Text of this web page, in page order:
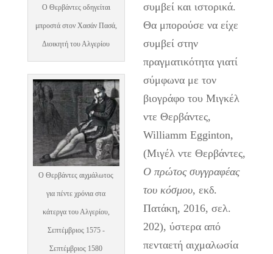
Ο Θερβάντες οδηγείται
μπροστά στον Χασάν Πασά,
Διοικητή του Αλγερίου
Ο Θερβάντες αιχμάλωτος
για πέντε χρόνια στα
κάτεργα του Αλγερίου,
Σεπτέμβριος 1575 -
Σεπτέμβριος 1580
συμβεί και ιστορικά.
Θα μπορούσε να είχε
συμβεί στην
πραγματικότητα γιατί
σύμφωνα με τον
βιογράφο του Μιγκέλ
ντε Θερβάντες,
Williamm Egginton,
(Μιγέλ ντε Θερβάντες,
Ο πρώτος συγγραφέας
του κόσμου, εκδ.
Πατάκη, 2016, σελ.
202), ύστερα από
πενταετή αιχμαλωσία